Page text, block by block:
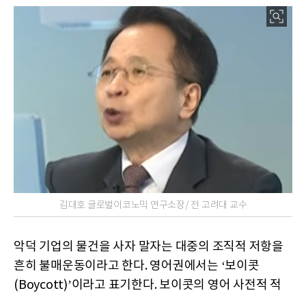
김대호 글로벌이코노믹 연구소장/ 전 고려대 교수
악덕 기업의 물건을 사자 말자는 대중의 조직적 저항을
흔히 불매운동이라고 한다. 영어권에서는 ‘보이콧
(Boycott)’이라고 표기한다. 보이콧의 영어 사전적 적